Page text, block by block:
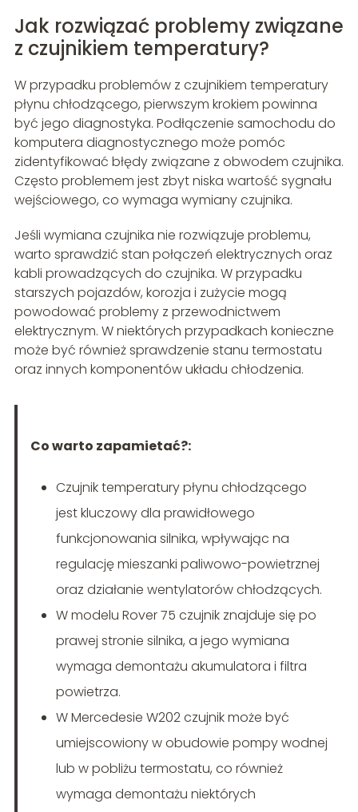
Jak rozwiązać problemy związane
z czujnikiem temperatury?
W przypadku problemów z czujnikiem temperatury
płynu chłodzącego, pierwszym krokiem powinna
być jego diagnostyka. Podłączenie samochodu do
komputera diagnostycznego może pomóc
zidentyfikować błędy związane z obwodem czujnika.
Często problemem jest zbyt niska wartość sygnału
wejściowego, co wymaga wymiany czujnika.
Jeśli wymiana czujnika nie rozwiązuje problemu,
warto sprawdzić stan połączeń elektrycznych oraz
kabli prowadzących do czujnika. W przypadku
starszych pojazdów, korozja i zużycie mogą
powodować problemy z przewodnictwem
elektrycznym. W niektórych przypadkach konieczne
może być również sprawdzenie stanu termostatu
oraz innych komponentów układu chłodzenia.
Co warto zapamietać?:
Czujnik temperatury płynu chłodzącego
jest kluczowy dla prawidłowego
funkcjonowania silnika, wpływając na
regulację mieszanki paliwowo-powietrznej
oraz działanie wentylatorów chłodzących.
W modelu Rover 75 czujnik znajduje się po
prawej stronie silnika, a jego wymiana
wymaga demontażu akumulatora i filtra
powietrza.
W Mercedesie W202 czujnik może być
umiejscowiony w obudowie pompy wodnej
lub w pobliżu termostatu, co również
wymaga demontażu niektórych